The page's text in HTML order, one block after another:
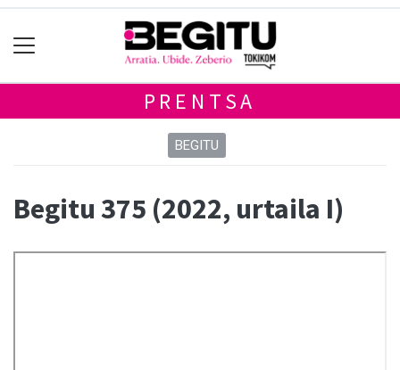
PRENTSA
BEGITU
Begitu 375 (2022, urtaila I)